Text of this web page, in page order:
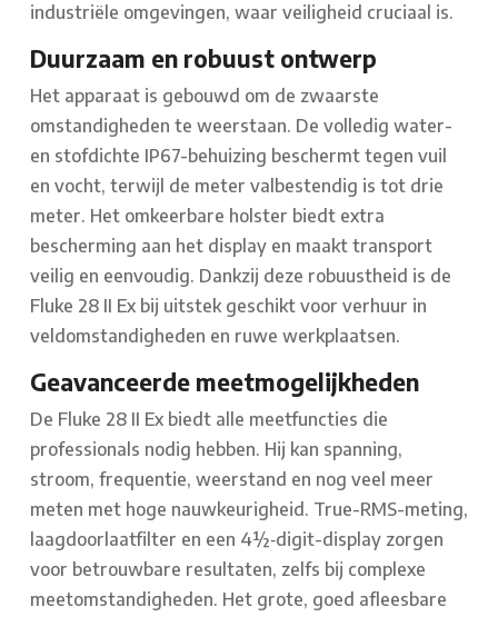
industriële omgevingen, waar veiligheid cruciaal is.
Duurzaam en robuust ontwerp
Het apparaat is gebouwd om de zwaarste
omstandigheden te weerstaan. De volledig water-
en stofdichte IP67-behuizing beschermt tegen vuil
en vocht, terwijl de meter valbestendig is tot drie
meter. Het omkeerbare holster biedt extra
bescherming aan het display en maakt transport
veilig en eenvoudig. Dankzij deze robuustheid is de
Fluke 28 II Ex bij uitstek geschikt voor verhuur in
veldomstandigheden en ruwe werkplaatsen.
Geavanceerde meetmogelijkheden
De Fluke 28 II Ex biedt alle meetfuncties die
professionals nodig hebben. Hij kan spanning,
stroom, frequentie, weerstand en nog veel meer
meten met hoge nauwkeurigheid. True-RMS-meting,
laagdoorlaatfilter en een 4½‑digit-display zorgen
voor betrouwbare resultaten, zelfs bij complexe
meetomstandigheden. Het grote, goed afleesbare